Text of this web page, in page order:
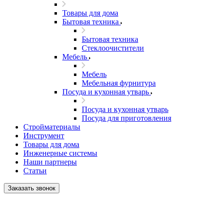
Товары для дома
Бытовая техника
Бытовая техника
Стеклоочистители
Мебель
Мебель
Мебельная фурнитура
Посуда и кухонная утварь
Посуда и кухонная утварь
Посуда для приготовления
Стройматериалы
Инструмент
Товары для дома
Инженерные системы
Наши партнеры
Статьи
Заказать звонок